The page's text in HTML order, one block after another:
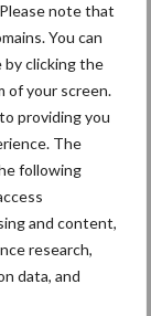
note that
You can
by clicking the
of your screen.
providing you
The
following
and content,
research,
data, and
nieuws